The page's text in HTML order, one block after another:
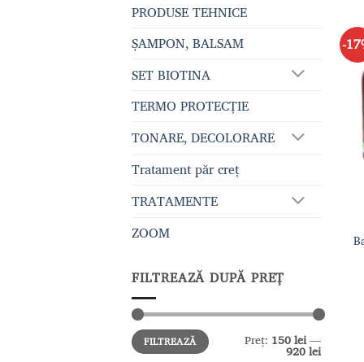
PRODUSE TEHNICE
ȘAMPON, BALSAM
SET BIOTINA
TERMO PROTECȚIE
TONARE, DECOLORARE
Tratament păr creț
TRATAMENTE
ZOOM
FILTREAZĂ DUPĂ PREȚ
Preț
minim
Preț
maxim
FILTREAZĂ Preț: 150 lei—
920 lei
-